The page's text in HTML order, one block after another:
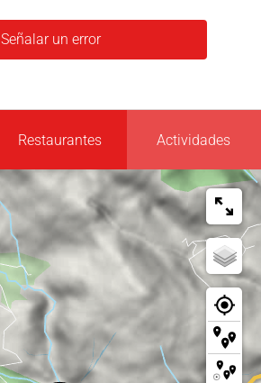
Señalar un error
Restaurantes Actividades